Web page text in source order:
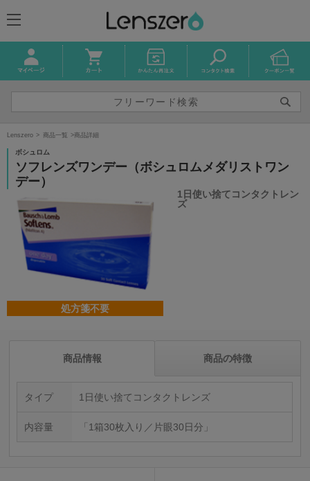
Lenszero 商品一覧 商品詳細
ボシュロム
ソフレンズワンデー（ボシュロムメダリストワン
デー）
処方箋不要
1日使い捨てコンタクトレン
ズ
商品情報
タイプ 1日使い捨てコンタクトレンズ
内容量 「1箱30枚入り／片眼30日分」
商品の特徴